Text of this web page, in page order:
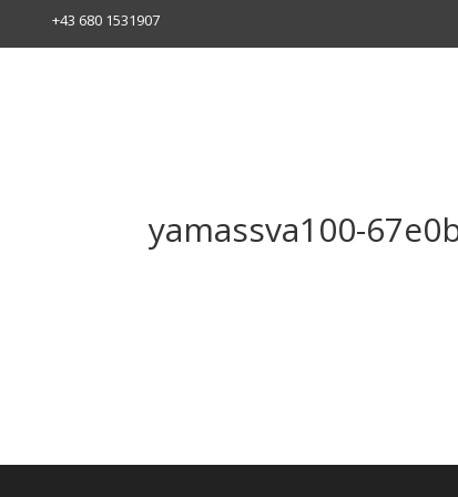
+43 680 1531907
yamassva100-